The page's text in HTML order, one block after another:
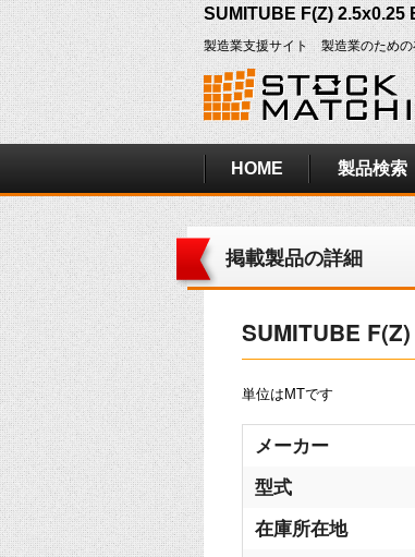
SUMITUBE F(Z) 2.5x0.25
製造業支援サイト 製造業のための
HOME 製品検索
掲載製品の詳細
SUMITUBE
単位はMTです
メーカー
型式
在庫所在地